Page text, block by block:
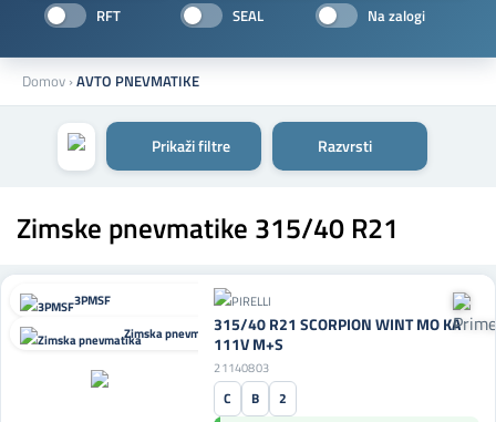
RFT SEAL Na zalogi
Domov ›AVTO PNEVMATIKE
Prikaži filtre Razvrsti
Zimske pnevmatike 315/40 R21
3PMSF
Zimska pnevmatika315/40 R21 SCORPION WINT MO KA
111V M+S
21140803
C B 2